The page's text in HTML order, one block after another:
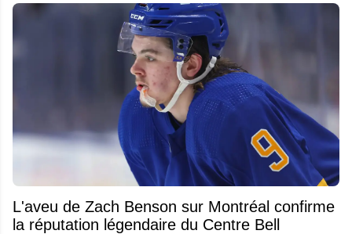
L'aveu de Zach Benson sur Montréal confirme
la réputation légendaire du Centre Bell